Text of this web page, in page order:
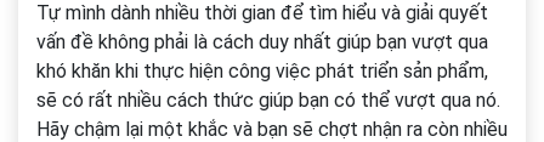
Tự mình dành nhiều thời gian để tìm hiểu và giải quyết
vấn đề không phải là cách duy nhất giúp bạn vượt qua
khó khăn khi thực hiện công việc phát triển sản phẩm,
sẽ có rất nhiều cách thức giúp bạn có thể vượt qua nó.
Hãy chậm lại một khắc và bạn sẽ chợt nhận ra còn nhiều